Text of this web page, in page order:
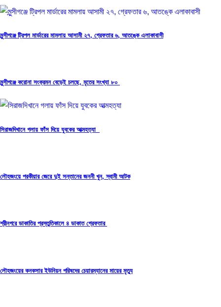
মুন্সীগঞ্জে ট্রিপল মার্ডারের মামলায় আসামী ২৭, গ্রেফতার ৬, আতঙ্কে এলাকাবাসী
মুন্সীগঞ্জে করোনা সংক্রমন বেড়েই চলছে, মৃতের সংখ্যা ৮০
সিরাজদিখানে গলায় ফাঁস দিয়ে যুবকের আত্মহত্যা
লৌহজংয়ে পরকীয়ার জেরে দুই সন্তানের জননী খুন, স্বামী আটক
শ্রীনগরে ডাকাতির প্রস্তুতিকালে ৪ ডাকাত গ্রেফতার
লৌহজংয়ের কনকসার ইউনিয়ন পরিষদের চেয়ারম্যানের মায়ের মৃত্যু